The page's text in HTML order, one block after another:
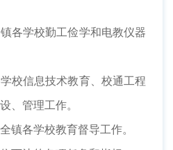
学校勤工俭学和电教仪器
信息技术教育、校通工程
、管理工作。
各学校教育督导工作。